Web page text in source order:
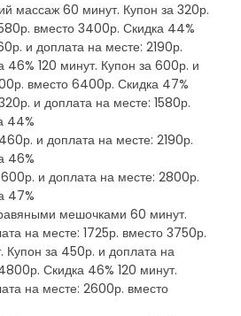
массаж 60 минут. Купон за 320р.
вместо 3400р. Скидка 44%
и доплата на месте: 2190р.
46% 120 минут. Купон за 600р. и
вместо 6400р. Скидка 47%
и доплата на месте: 1580р.
44%
и доплата на месте: 2190р.
46%
и доплата на месте: 2800р.
47%
мешочками 60 минут.
на месте: 1725р. вместо 3750р.
Купон за 450р. и доплата на
Скидка 46% 120 минут.
на месте: 2600р. вместо